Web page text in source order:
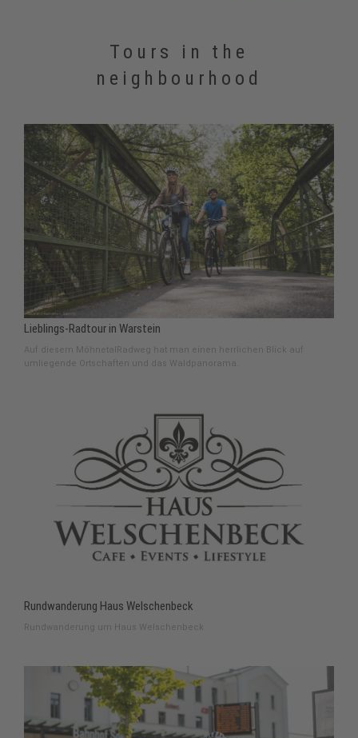
Tours in the
neighbourhood
Lieblings-Radtour in Warstein
Auf diesem MöhnetalRadweg hat man einen herrlichen Blick auf
umliegende Ortschaften und das Waldpanorama.
Rundwanderung Haus Welschenbeck
Rundwanderung um Haus Welschenbeck